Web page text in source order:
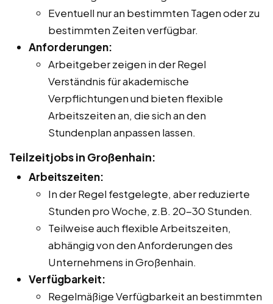
Eventuell nur an bestimmten Tagen oder zu
bestimmten Zeiten verfügbar.
Anforderungen:
Arbeitgeber zeigen in der Regel
Verständnis für akademische
Verpflichtungen und bieten flexible
Arbeitszeiten an, die sich an den
Stundenplan anpassen lassen.
Teilzeitjobs in Großenhain:
Arbeitszeiten:
In der Regel festgelegte, aber reduzierte
Stunden pro Woche, z.B. 20-30 Stunden.
Teilweise auch flexible Arbeitszeiten,
abhängig von den Anforderungen des
Unternehmens in Großenhain.
Verfügbarkeit:
Regelmäßige Verfügbarkeit an bestimmten